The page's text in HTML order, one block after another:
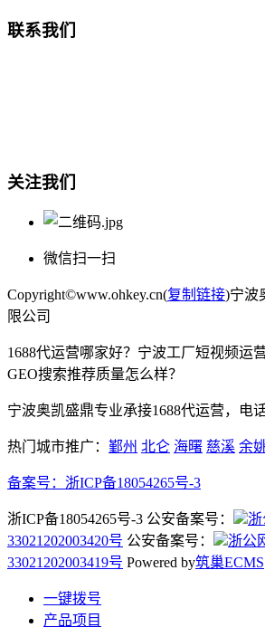
联系我们
关注我们
微信扫一扫
Copyright©www.ohkey.cn(复制链接)宁波
限公司
1688代运营哪家好？宁波工厂短视频运
GEO搜索推荐质量怎么样？
宁波奥凯盛鼎专业承接1688代运营，电
热门城市推广： 鄞州 北仑 海曙 慈溪 余
备案号： 浙ICP备18054265号-3
浙ICP备18054265号-3 公安备案号：
33021202003420号 公安备案号：
浙公
33021202003419号 Powered by筑巢ECMS
一键拨号
产品项目